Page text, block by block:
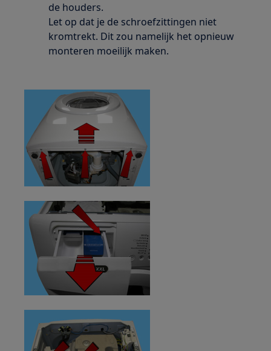
de houders.
Let op dat je de schroefzittingen niet
kromtrekt. Dit zou namelijk het opnieuw
monteren moeilijk maken.